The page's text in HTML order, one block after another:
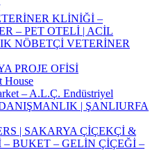
KLİNİĞİ –
– PET OTELİ | ACİL
NÖBETÇİ VETERİNER
PROJE OFİSİ
House
– A.L.Ç. Endüstriyel
| ŞANLIURFA
| SAKARYA ÇİÇEKÇİ &
BUKET – GELİN ÇİÇEĞİ –